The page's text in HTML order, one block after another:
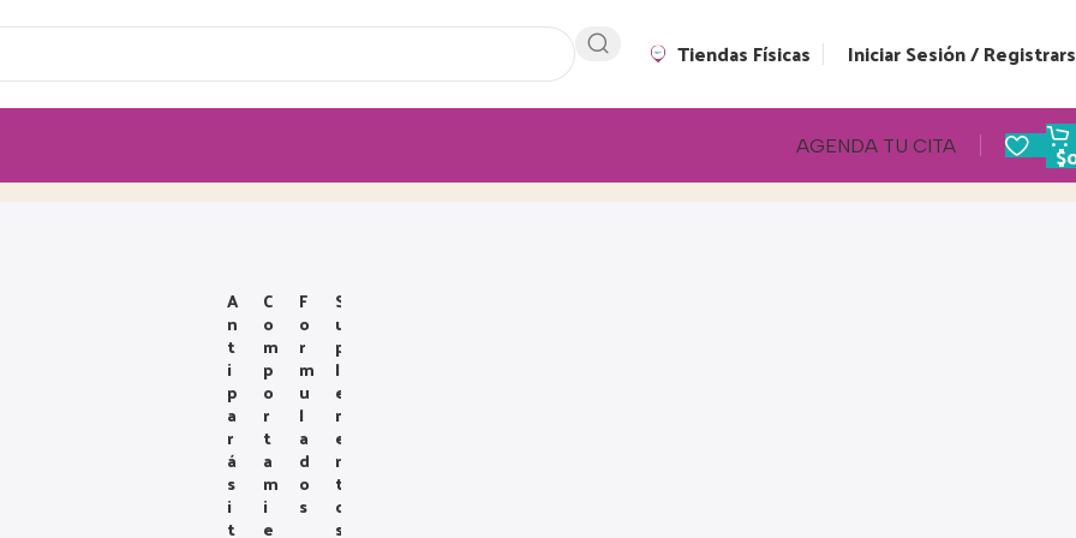
Tiendas Físicas Iniciar Sesión /
AGENDA TU CITA $
A
N
T
I
P
A
R
Á
S
I
T
C
O
M
P
O
R
T
A
M
I
E
F
O
R
M
U
L
A
D
O
S
S
U
P
L
E
M
E
N
T
O
S